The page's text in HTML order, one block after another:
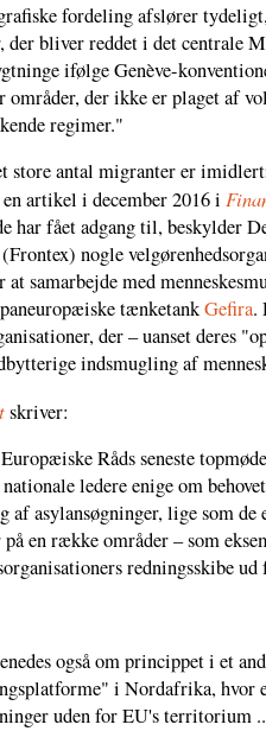
fordeling afslører
der bliver reddet i det centrale
ifølge Genève-
områder, der ikke er plaget af
regimer."
store antal migranter er
artikel i december 2016 i
har fået adgang til, beskylder
nogle
samarbejde med
tænketankGefira.
der – uanset deres
indsmugling af
skriver:
Råds seneste
ledere enige om
af asylansøgninger, lige som
en række områder – som
redningsskibe
også om princippet i et
i Nordafrika, hvor
uden for EU's territorium